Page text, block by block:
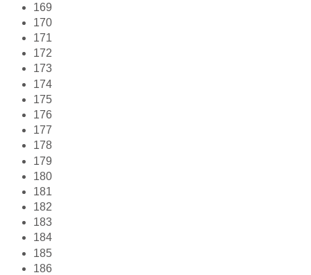
169
170
171
172
173
174
175
176
177
178
179
180
181
182
183
184
185
186